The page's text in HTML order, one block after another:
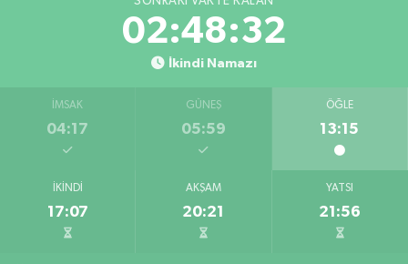
02:48:32
İkindi Namazı
İMSAK
04:17
GÜNEŞ
05:59
ÖĞLE
13:15
İKINDI
17:07
AKŞAM
20:21
YATSI
21:56